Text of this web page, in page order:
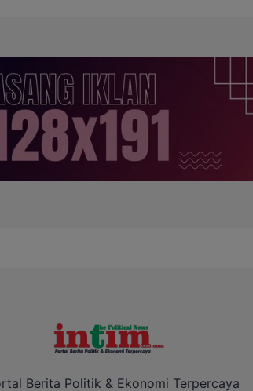
Berita Politik & Ekonomi Terpercaya